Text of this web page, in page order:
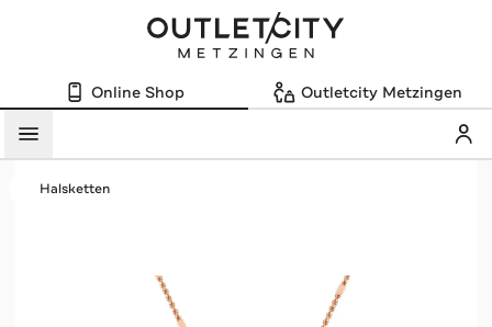
Online Shop Outletcity Metzingen
Menü
Halsketten